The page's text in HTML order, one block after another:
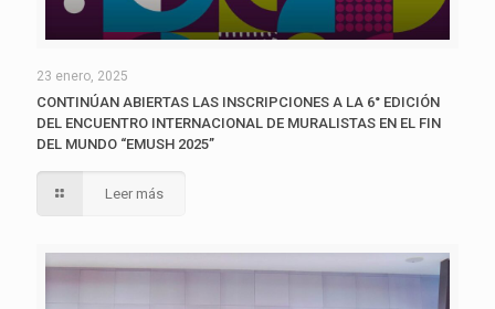
23 enero, 2025
CONTINÚAN ABIERTAS LAS INSCRIPCIONES A LA 6° EDICIÓN
DEL ENCUENTRO INTERNACIONAL DE MURALISTAS EN EL FIN
DEL MUNDO “EMUSH 2025”
Leer más